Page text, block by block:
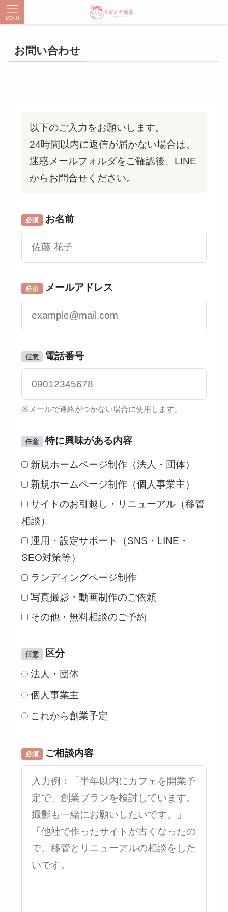
MENU
お問い合わせ
以下のご入力をお願いします。
24時間以内に返信が届かない場合は、
迷惑メールフォルダをご確認後、LINE
からお問合せください。
必須 お名前
必須 メールアドレス
任意 電話番号
※メールで連絡がつかない場合に使用します。
任意 特に興味がある内容
新規ホームページ制作（法人・団体）
新規ホームページ制作（個人事業主）
サイトのお引越し・リニューアル（移管
相談）
運用・設定サポート（SNS・LINE・
SEO対策等）
ランディングページ制作
写真撮影・動画制作のご依頼
その他・無料相談のご予約
任意
区分
法人・団体
個人事業主
これから創業予定
必須 ご相談内容